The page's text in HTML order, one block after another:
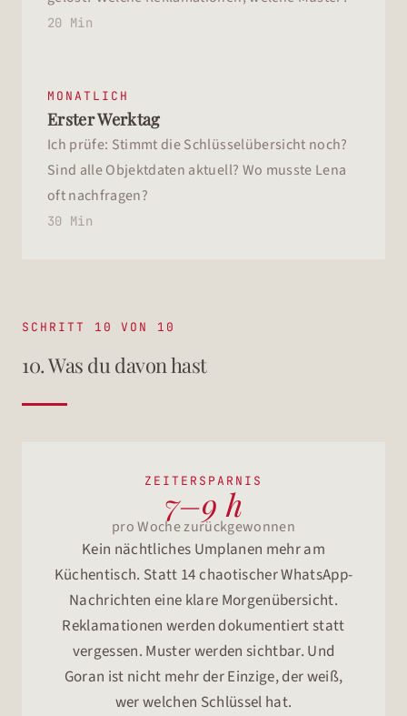
20 Min
MONATLICH
Erster Werktag
Ich prüfe: Stimmt die Schlüsselübersicht noch?
Sind alle Objektdaten aktuell? Wo musste Lena
oft nachfragen?
30 Min
SCHRITT 10 VON 10
10. Was du davon hast
ZEITERSPARNIS
7–9 h
pro Woche zurückgewonnen
Kein nächtliches Umplanen mehr am
Küchentisch. Statt 14 chaotischer WhatsApp-
Nachrichten eine klare Morgenübersicht.
Reklamationen werden dokumentiert statt
vergessen. Muster werden sichtbar. Und
Goran ist nicht mehr der Einzige, der weiß,
wer welchen Schlüssel hat.